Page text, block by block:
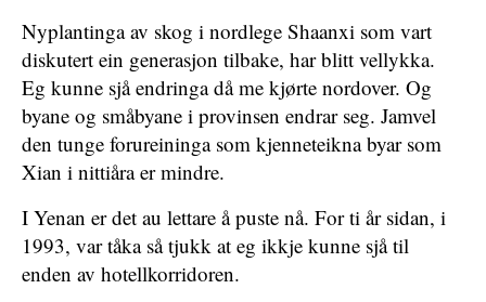
Nyplantinga av skog i nordlege Shaanxi som vart
diskutert ein generasjon tilbake, har blitt vellykka.
Eg kunne sjå endringa då me kjørte nordover. Og
byane og småbyane i provinsen endrar seg. Jamvel
den tunge forureininga som kjenneteikna byar som
Xian i nittiåra er mindre.
I Yenan er det au lettare å puste nå. For ti år sidan, i
1993, var tåka så tjukk at eg ikkje kunne sjå til
enden av hotellkorridoren.